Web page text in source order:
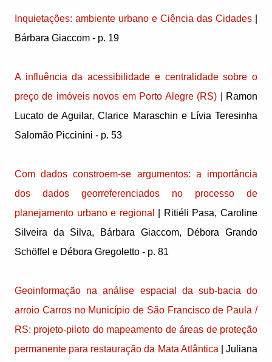
Inquietações: ambiente urbano e Ciência das Cidades
Bárbara Giaccom - p. 19
A influência da acessibilidade e centralidade sobre o
preço de imóveis novos em Porto Alegre (RS) | Ramon
Lucato de Aguilar, Clarice Maraschin e Lívia Teresinha
Salomão Piccinini - p. 53
Com dados constroem-se argumentos: a importância
dos dados georreferenciados no processo de
planejamento urbano e regional
| Ritiéli Pasa, Caroline
Silveira da Silva, Bárbara Giaccom, Débora Grando
Schöffel e Débora Gregoletto - p. 81
Geoinformação na análise espacial da sub-bacia do
arroio Carros no Município de São Francisco de Paula /
RS: projeto-piloto do mapeamento de áreas de proteção
permanente para restauração da Mata Atlântica | Juliana